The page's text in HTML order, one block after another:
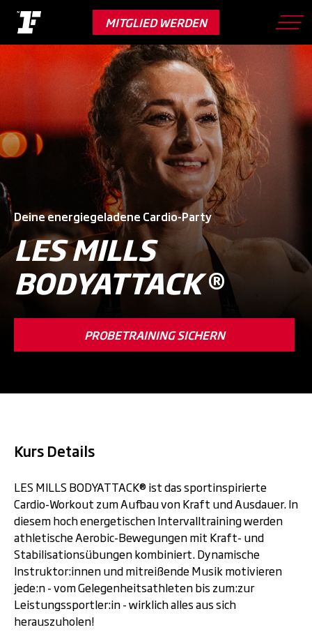
main
content
MITGLIED WERDEN
Deine energiegeladene Cardio-Party
LES MILLS
BODYATTACK®
PROBETRAINING SICHERN
Kurs Details
LES MILLS BODYATTACK® ist das sportinspirierte
Cardio-Workout zum Aufbau von Kraft und Ausdauer. In
diesem hoch energetischen Intervalltraining werden
athletische Aerobic-Bewegungen mit Kraft- und
Stabilisationsübungen kombiniert. Dynamische
Instruktor:innen und mitreißende Musik motivieren
jede:n - vom Gelegenheitsathleten bis zum:zur
Leistungssportler:in - wirklich alles aus sich
herauszuholen!